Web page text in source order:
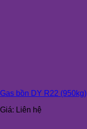
Gas bồn DY R22 (950kg)
Giá: Liên hệ